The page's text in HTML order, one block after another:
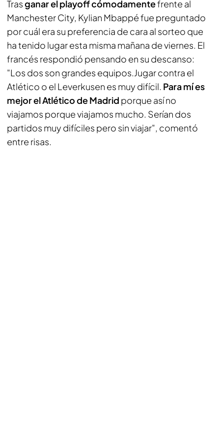
Trasganar el playoff cómodamentefrente al
Manchester City, Kylian Mbappé fue preguntado
por cuál era su preferencia de cara al sorteo que
ha tenido lugar esta misma mañana de viernes. El
francés respondió pensando en su descanso:
"Los dos son grandes equipos.Jugar contra el
Atlético o el Leverkusen es muy difícil. Para mí es
mejor el Atlético de Madrid porque así no
viajamos porque viajamos mucho. Serían dos
partidos muy difíciles pero sin viajar", comentó
entre risas.